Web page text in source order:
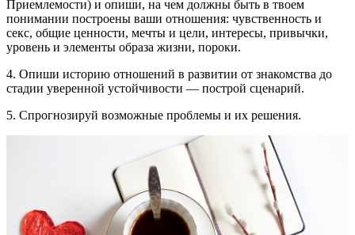
Приемлемости) и опиши, на чем должны быть в твоем
понимании построены ваши отношения: чувственность и
секс, общие ценности, мечты и цели, интересы, привычки,
уровень и элементы образа жизни, пороки.
4. Опиши историю отношений в развитии от знакомства до
стадии уверенной устойчивости — построй сценарий.
5. Спрогнозируй возможные проблемы и их решения.